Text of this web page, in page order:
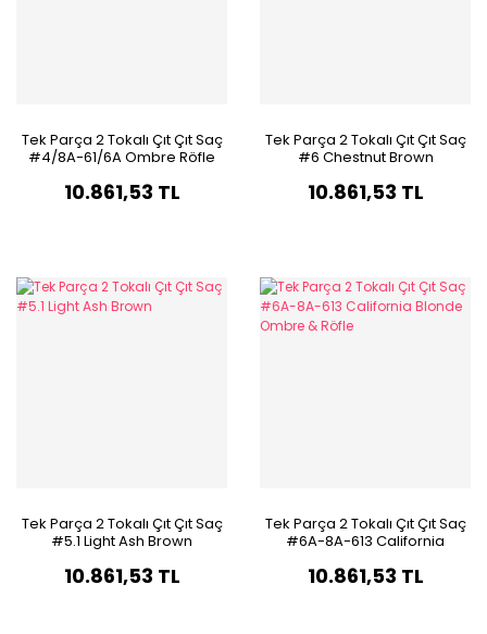
Tek Parça 2 Tokalı Çıt Çıt Saç
#4/8A-61/6A Ombre Röfle
10.861,53 TL
Tek Parça 2 Tokalı Çıt Çıt Saç
#6 Chestnut Brown
10.861,53 TL
Tek Parça 2 Tokalı Çıt Çıt Saç
#5.1 Light Ash Brown
10.861,53 TL
Tek Parça 2 Tokalı Çıt Çıt Saç
#6A-8A-613 California
10.861,53 TL